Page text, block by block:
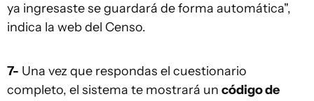
ya ingresaste se guardará de forma automática",
indica la web del Censo.
7- Una vez que respondas el cuestionario
completo, el sistema te mostrará un código de